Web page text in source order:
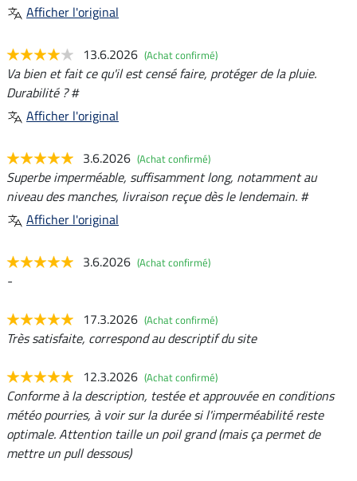
Afficher l'original
13.6.2026 (Achat confirmé)
Va bien et fait ce qu'il est censé faire, protéger de la pluie.
Durabilité ? #
Afficher l'original
3.6.2026 (Achat confirmé)
Superbe imperméable, suffisamment long, notamment au
niveau des manches, livraison reçue dès le lendemain. #
Afficher l'original
3.6.2026 (Achat confirmé)
-
17.3.2026 (Achat confirmé)
Très satisfaite, correspond au descriptif du site
12.3.2026 (Achat confirmé)
Conforme à la description, testée et approuvée en conditions
météo pourries, à voir sur la durée si l'imperméabilité reste
optimale. Attention taille un poil grand (mais ça permet de
mettre un pull dessous)